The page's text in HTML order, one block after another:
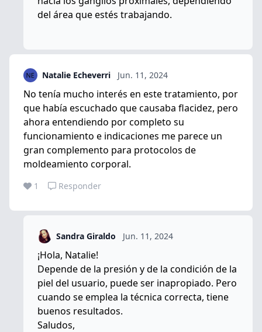
del área que estés trabajando.
Natalie Echeverri Jun. 11, 2024
No tenía mucho interés en este tratamiento, por
que había escuchado que causaba flacidez, pero
ahora entendiendo por completo su
funcionamiento e indicaciones me parece un
gran complemento para protocolos de
moldeamiento corporal.
1 Responder
Sandra Giraldo Jun. 11, 2024
¡Hola, Natalie!
Depende de la presión y de la condición de la
piel del usuario, puede ser inapropiado. Pero
cuando se emplea la técnica correcta, tiene
buenos resultados.
Saludos,